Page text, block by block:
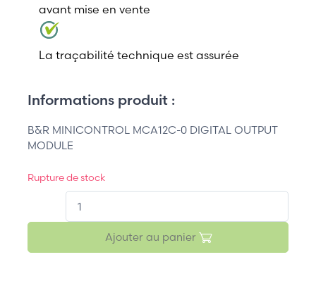
avant mise en vente
La traçabilité technique est assurée
Informations produit :
B&R MINICONTROL MCA12C-0 DIGITAL OUTPUT
MODULE
Rupture de stock
Ajouter au panier